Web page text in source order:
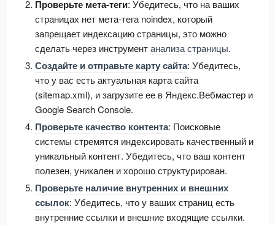
Проверьте мета-теги: Убедитесь, что на ваших
страницах нет мета-тега noindex, который
запрещает индексацию страницы, это можно
сделать через инструментанализа страницы.
Создайте и отправьте карту сайта: Убедитесь,
что у вас есть актуальная карта сайта
(sitemap.xml), и загрузите ее в Яндекс.Вебмастер и
Google Search Console.
Проверьте качество контента: Поисковые
системы стремятся индексировать качественный и
уникальный контент. Убедитесь, что ваш контент
полезен, уникален и хорошо структурирован.
Проверьте наличие внутренних и внешних
ссылок: Убедитесь, что у ваших страниц есть
внутренние ссылки и внешние входящие ссылки.